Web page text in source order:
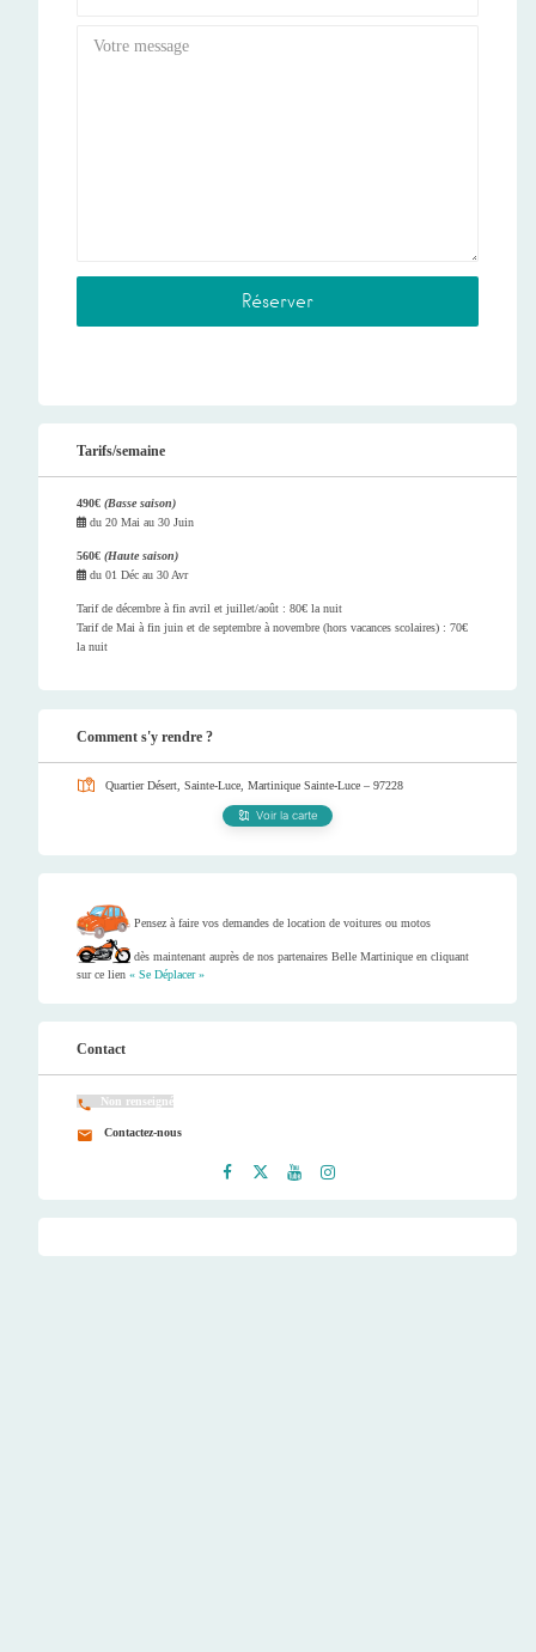
Tarifs/semaine
490€ (Basse saison)
du 20 Mai au 30 Juin
560€ (Haute saison)
du 01 Déc au 30 Avr
Tarif de décembre à fin avril et juillet/août : 80€ la nuit
Tarif de Mai à fin juin et de septembre à novembre (hors vacances scolaires) : 70€
la nuit
Comment s'y rendre ?
Quartier Désert, Sainte-Luce, Martinique Sainte-Luce – 97228
Voir la carte
Pensez à faire vos demandes de location de voitures ou motos
dès maintenant auprès de nos partenaires Belle Martinique en cliquant
sur ce lien « Se Déplacer »
Contact
Non renseigné
Contactez-nous